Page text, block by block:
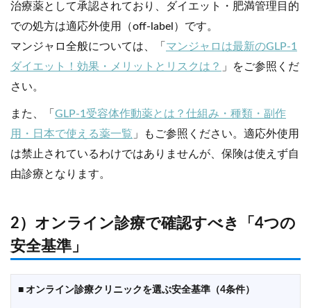
治療薬として承認されており、ダイエット・肥満管理目的
での処方は適応外使用（off-label）です。
マンジャロ全般については、「 マンジャロは最新のGLP-1
ダイエット！効果・メリットとリスクは？ 」をご参照くだ
さい。
また、「 GLP-1受容体作動薬とは？仕組み・種類・副作
用・日本で使える薬一覧 」もご参照ください。適応外使用
は禁止されているわけではありませんが、保険は使えず自
由診療となります。
2）オンライン診療で確認すべき「4つの
安全基準」
■ オンライン診療クリニックを選ぶ安全基準（4条件）